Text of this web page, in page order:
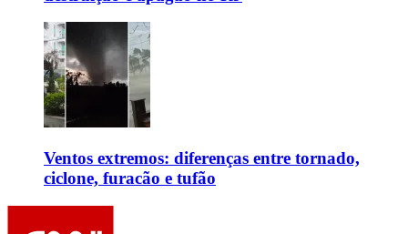
Ventos extremos: diferenças entre tornado,
ciclone, furacão e tufão